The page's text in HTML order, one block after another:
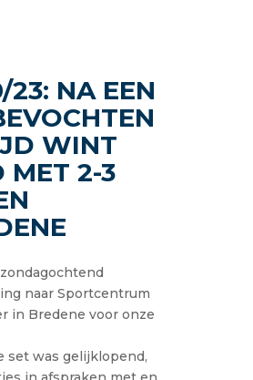
23: NA EEN
WINT
MET 2-3
naar Sportcentrum
in Bredene voor onze
set was gelijklopend,